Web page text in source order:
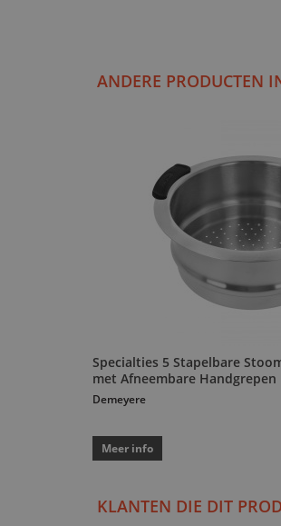
ANDERE PRODUCTEN
Specialties 5 Stapelbare
met Afneembare Handgrepen
Demeyere
Meer info
KLANTEN DIE DIT